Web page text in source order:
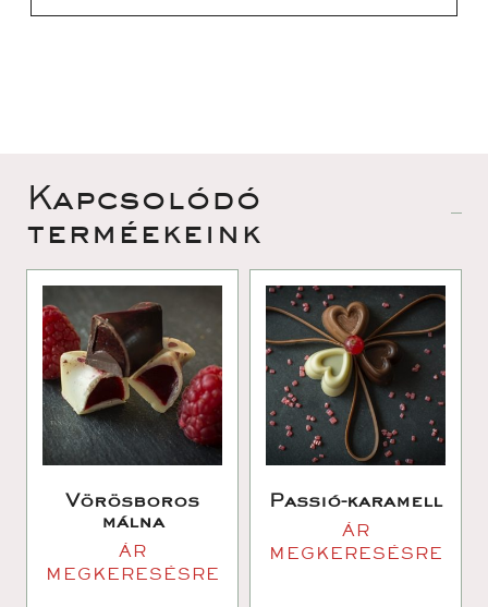
Kapcsolódó
terméekeink
Vörösboros
málna
ÁR
MEGKERESÉSRE
Passió-karamell
ÁR
MEGKERESÉSRE